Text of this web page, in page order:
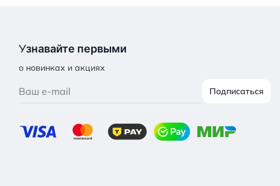
Узнавайте первыми
о новинках и акциях
Подписаться